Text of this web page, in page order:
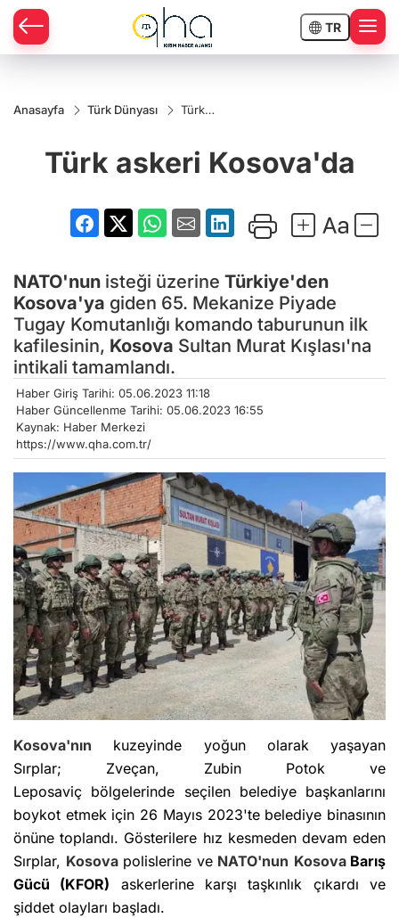
TR
Anasayfa Türk Dünyası
Türk
Türk askeri Kosova'da
NATO'nun isteği üzerine Türkiye'den
Kosova'ya giden 65. Mekanize Piyade
Tugay Komutanlığı komando taburunun ilk
kafilesinin, Kosova Sultan Murat Kışlası'na
intikali tamamlandı.
Haber Giriş Tarihi: 05.06.2023 11:18
Haber Güncellenme Tarihi: 05.06.2023 16:55
Kaynak: Haber Merkezi
https://www.qha.com.tr/
Kosova'nın kuzeyinde yoğun olarak yaşayan
Sırplar; Zveçan, Zubin Potok ve
Leposaviç bölgelerinde seçilen belediye başkanlarını
boykot etmek için 26 Mayıs 2023'te belediye binasının
önüne toplandı. Gösterilere hız kesmeden devam eden
Sırplar, Kosovapolislerine ve NATO'nun KosovaBarış
Gücü (KFOR) askerlerine karşı taşkınlık çıkardı ve
şiddet olayları başladı.